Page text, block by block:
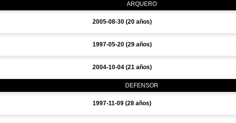
ARQUERO
2005-08-30 (20 años)
1997-05-20 (29 años)
2004-10-04 (21 años)
DEFENSOR
1997-11-09 (28 años)